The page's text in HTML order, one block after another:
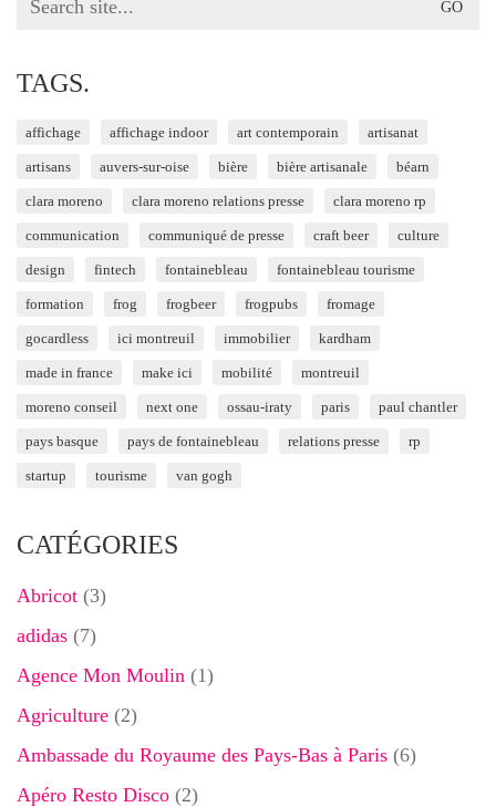
TAGS.
affichage affichage indoor art contemporain artisanat
artisans auvers-sur-oise bière bière artisanale béarn
clara moreno clara moreno relations presse clara moreno rp
communication communiqué de presse craft beer culture
design fintech fontainebleau fontainebleau tourisme
formation frog frogbeer frogpubs fromage
gocardless ici montreuil immobilier kardham
made in france make ici mobilité montreuil
moreno conseil next one ossau-iraty paris paul chantler
pays basque pays de fontainebleau relations presse rp
startup tourisme van gogh
CATÉGORIES
Abricot (3)
adidas (7)
Agence Mon Moulin (1)
Agriculture (2)
Ambassade du Royaume des Pays-Bas à Paris (6)
Apéro Resto Disco (2)